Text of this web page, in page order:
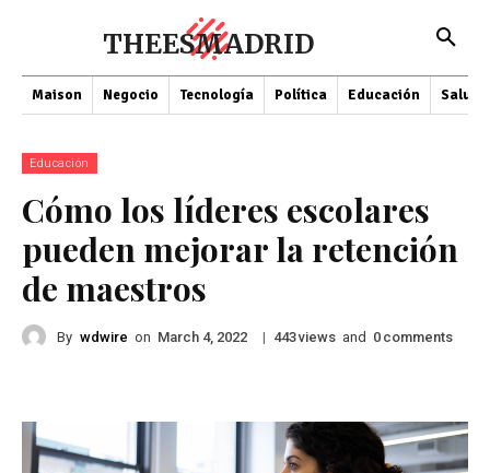
THEESMADRID
Maison Negocio Tecnología Política Educación Salud
Educación
Cómo los líderes escolares
pueden mejorar la retención
de maestros
By wdwire on March 4, 2022 | 443views and 0 comments